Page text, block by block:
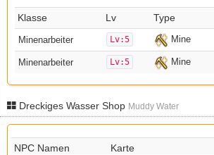
Klasse Lv Type
Minenarbeiter Lv:5 Mine
Minenarbeiter Lv:5 Mine
Dreckiges Wasser Shop Muddy Water
NPC Namen Karte